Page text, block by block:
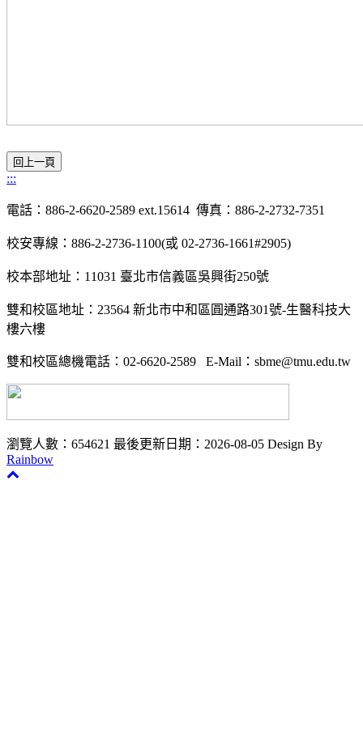
:::
電話： 886-2-6620-2589 ext.15614 傳真： 886-2-2732-7351
校安專線： 886-2-2736-1100(或 02-2736-1661#2905)
校本部地址： 11031 臺北市信義區吳興街250號
雙和校區地址： 23564 新北市中和區圓通路301號-生醫科技大
樓六樓
雙和校區總機電話： 02-6620-2589 E-Mail ： sbme@tmu.edu.tw
瀏覽人數：654621 最後更新日期：2026-08-05 Design By
Rainbow